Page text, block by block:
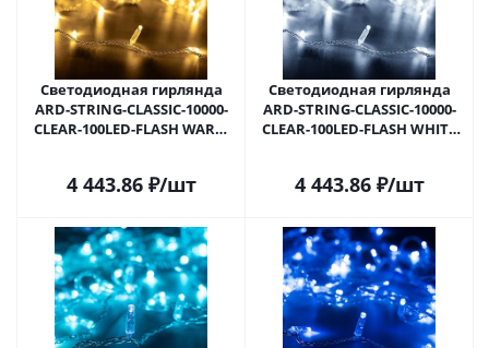
Светодиодная гирлянда
ARD-STRING-CLASSIC-10000-
CLEAR-100LED-FLASH WARM
4 443.86₽/шт
Светодиодная гирлянда
ARD-STRING-CLASSIC-10000-
CLEAR-100LED-FLASH WHITE
4 443.86₽/шт